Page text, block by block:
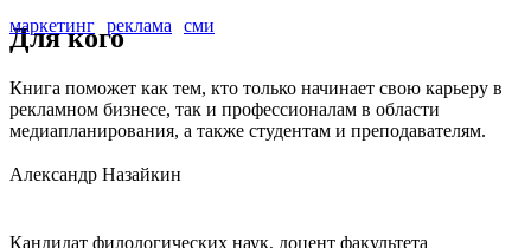
Для кого
Книга поможет как тем, кто только начинает свою карьеру в
рекламном бизнесе, так и профессионалам в области
медиапланирования, а также студентам и преподавателям.
маркетинг реклама сми
Александр Назайкин
Кандидат филологических наук, доцент факультета